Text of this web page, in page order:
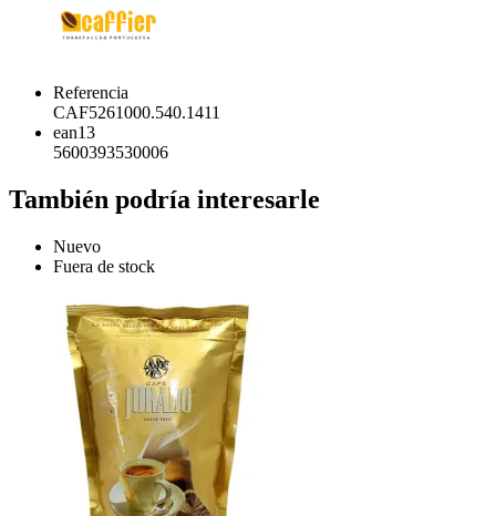
Referencia
CAF5261000.540.1411
ean13
5600393530006
También podría interesarle
Nuevo
Fuera de stock